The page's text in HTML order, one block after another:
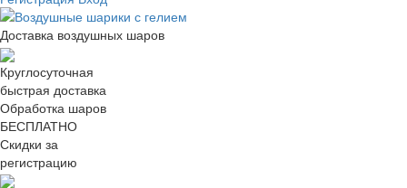
Доставка воздушных шаров
Круглосуточная
быстрая доставка
Обработка шаров
БЕСПЛАТНО
Скидки за
регистрацию